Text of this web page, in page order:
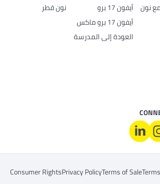
نون أيفون 17 برو
أيفون 17 برو ماكس
العودة إلى المدرسة
نون قطر
Terms of Sale
Privacy Policy
Consumer Rights